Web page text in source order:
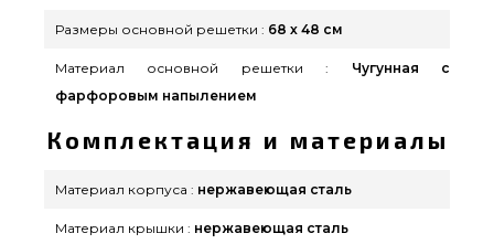
Размеры основной решетки : 68 х 48 см
Материал основной решетки :
Чугунная с
фарфоровым напылением
Комплектация и материалы
Материал корпуса : нержавеющая сталь
Материал крышки : нержавеющая сталь